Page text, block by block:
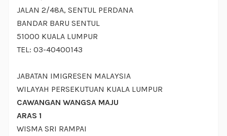
JALAN 2/48A, SENTUL PERDANA
BANDAR BARU SENTUL
51000 KUALA LUMPUR
TEL: 03-40400143
JABATAN IMIGRESEN MALAYSIA
WILAYAH PERSEKUTUAN KUALA LUMPUR
CAWANGAN WANGSA MAJU
ARAS 1
WISMA SRI RAMPAI